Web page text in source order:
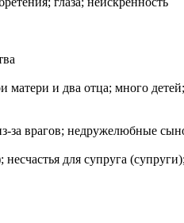
матери и два отца; много
врагов; недружелюбные
для супруга